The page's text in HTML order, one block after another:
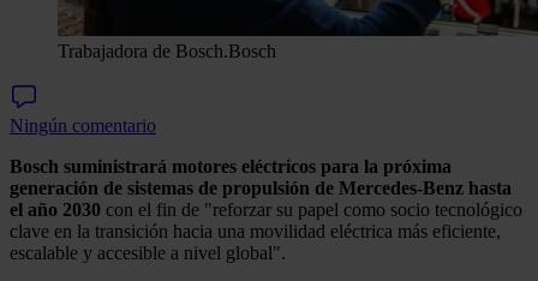
Trabajadora de Bosch.Bosch
Ningún comentario
Bosch suministrará motores eléctricos para la próxima
generación de sistemas de propulsión de Mercedes-Benz hasta
el año 2030 con el fin de "reforzar su papel como socio tecnológico
clave en la transición hacia una movilidad eléctrica más eficiente,
escalable y accesible a nivel global".